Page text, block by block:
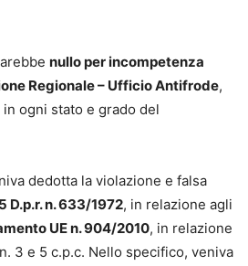
nullo per incompetenza
Regionale – Ufficio Antifrode,
ogni stato e grado del
dedotta la violazione e falsa
D.p.r. n. 633/1972, in relazione agli
UE n. 904/2010, in relazione
3 e 5 c.p.c. Nello specifico, veniva